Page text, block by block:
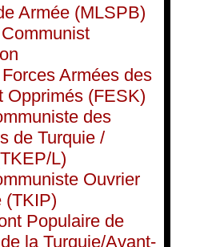
Armée (MLSPB)
Armées des
Opprimés (FESK)
des
de Turquie /
L)
Ouvrier
(TKIP)
Populaire de
la Turquie/Avant-